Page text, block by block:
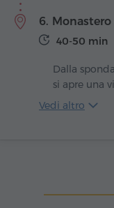
lacrime,
all'uomo
6.
40-50 min
Dalla
si apre una
penisola si
Vedi altro